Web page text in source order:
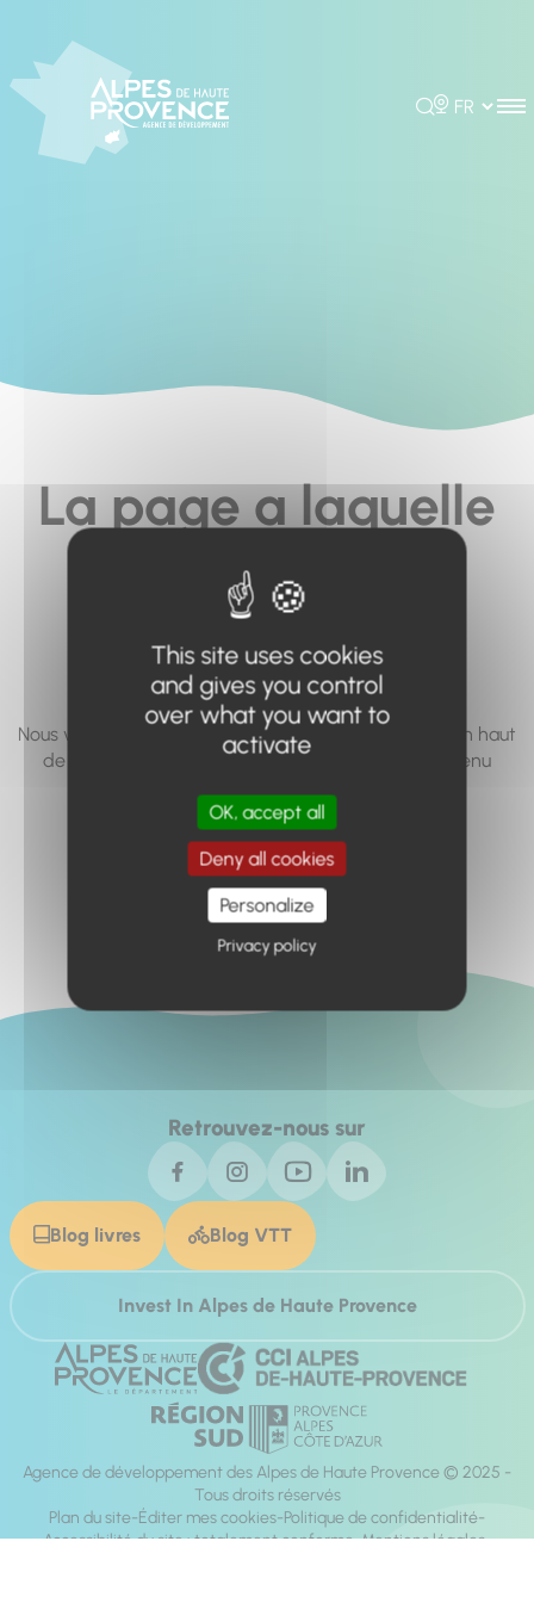
Rechercher
Choisir la
La page a laquelle
vous cherchez à
accéder n'existe
pas... ou plus.
Nous vous invitons à utiliser le moteur de recherche en haut
de page, ou à utiliser le menu pour trouver le contenu
Retour à l'accueil
Retrouvez-nous sur
Blog livres Blog VTT
Invest In Alpes de Haute Provence
Agence de développement des Alpes de Haute Provence © 2025 -
Tous droits réservés
Plan du site Éditer mes cookies Politique de confidentialité
Accessibilité du site : totalement conforme Mentions légales
This site uses cookies
and gives you control
over what you want to
activate
OK, accept all
Deny all cookies
Personalize
Privacy policy